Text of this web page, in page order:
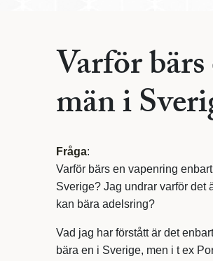
Varför
män i
Fråga:
Varför bärs en vapenring
Sverige? Jag undrar varför det
kan bära adelsring?
Vad jag har förstått är det
bära en i Sverige, men i t ex